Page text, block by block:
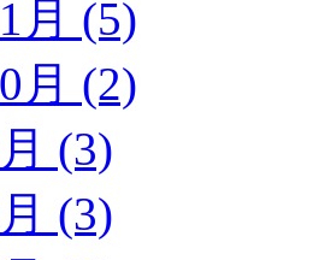
月 (5)
月 (2)
(3)
(3)